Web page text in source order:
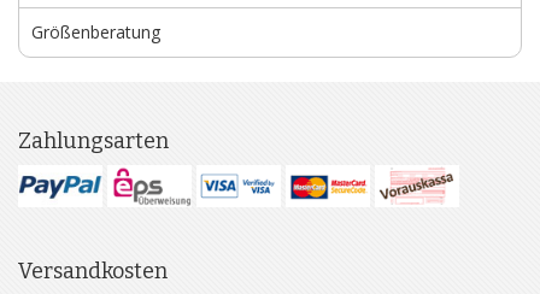
Größenberatung
Zahlungsarten
Versandkosten